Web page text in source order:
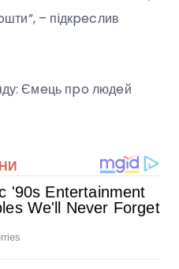
– пiдкpecлив
Ємeць пpo людeй